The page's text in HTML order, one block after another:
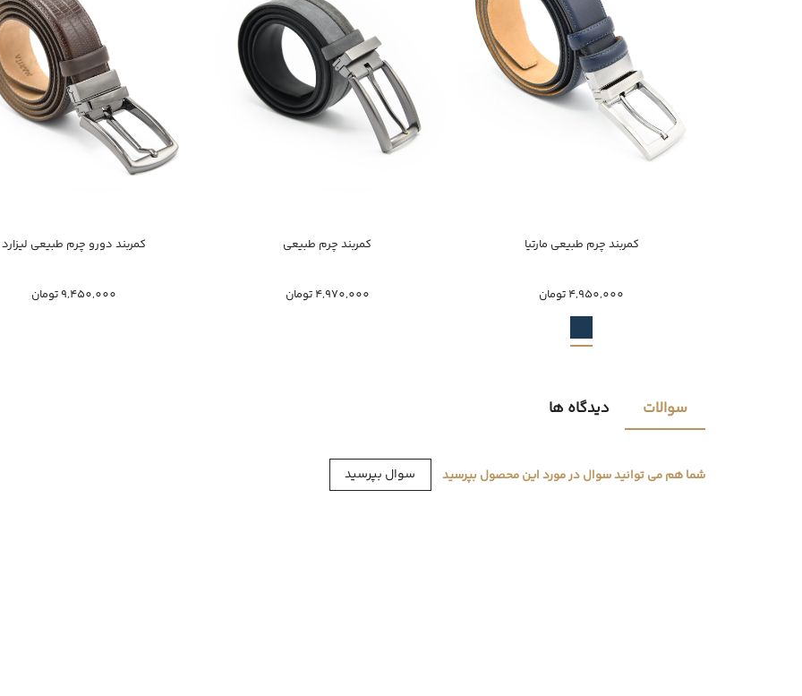
خرید سریع
کمربند چرم طبیعی مارتیا
4,950,000 تومان
خرید سریع
کمربند چرم طبیعی
4,970,000 تومان
خرید سریع
کمربند دورو چرم طبیعی لیزارد
9,450,000 تومان
سوالات دیدگاه ها
شما هم می توانید سوال در مورد این محصول بپرسید سوال بپرسید